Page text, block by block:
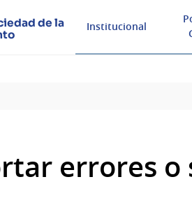
de la
Institucional
errores